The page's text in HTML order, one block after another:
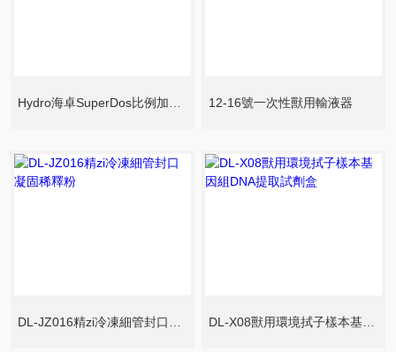
12-16號一次性獸用輸液器
DL-JZ016精zi冷凍細管封口凝固稀釋粉 DL-X08獸用環境拭子樣本基因組DNA提取試劑盒